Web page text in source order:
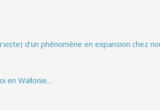
d’un phénomène en expansion chez
en Wallonie…